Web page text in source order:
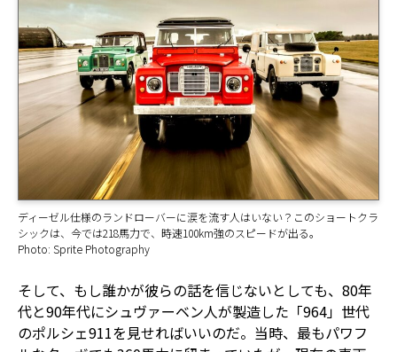
ディーゼル仕様のランドローバーに涙を流す人はいない？このショートクラ
シックは、今では218馬力で、時速100km強のスピードが出る。
Photo: Sprite Photography
そして、もし誰かが彼らの話を信じないとしても、80年
代と90年代にシュヴァーベン人が製造した「964」世代
のポルシェ911を見せればいいのだ。当時、最もパワフ